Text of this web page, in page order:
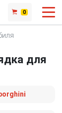
0
для